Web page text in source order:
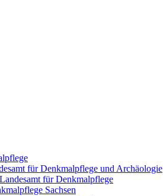
für Denkmalpflege und Archäologie
für Denkmalpflege
Sachsen